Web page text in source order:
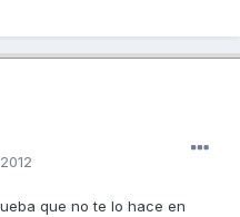
que no te lo hace en